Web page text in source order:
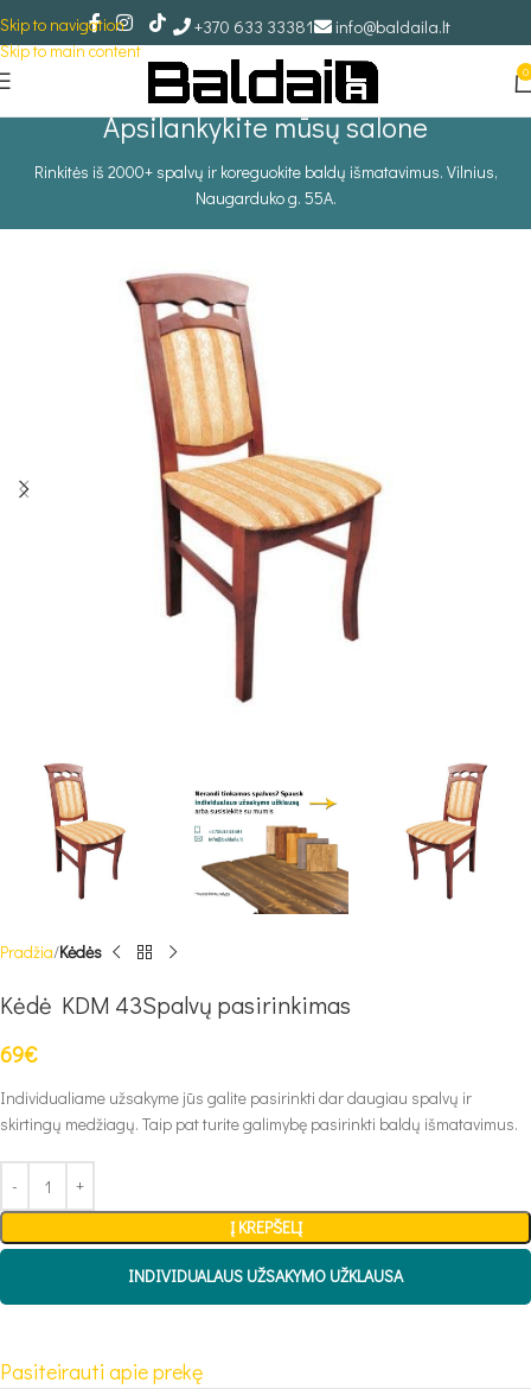
Skip to navigation
Skip to main content
+370 633 33381 info@baldaila.lt
0
Apsilankykite mūsų salone
Rinkitės iš 2000+ spalvų ir koreguokite baldų išmatavimus. Vilnius,
Naugarduko g. 55A.
Pradžia Kėdės
Kėdė KDM 43Spalvų pasirinkimas
69€
Individualiame užsakyme jūs galite pasirinkti dar daugiau spalvų ir
skirtingų medžiagų. Taip pat turite galimybę pasirinkti baldų išmatavimus.
Į KREPŠELĮ
INDIVIDUALAUS UŽSAKYMO UŽKLAUSA
Pasiteirauti apie prekę